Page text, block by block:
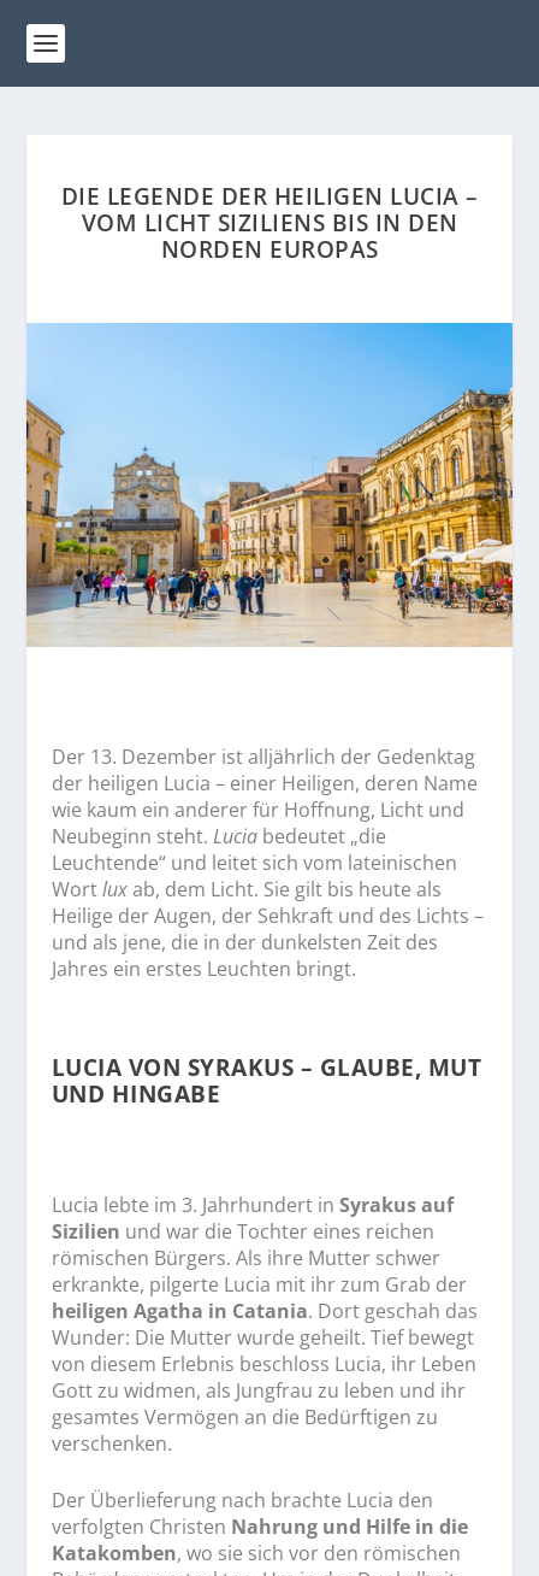
DIE LEGENDE DER HEILIGEN LUCIA –
VOM LICHT SIZILIENS BIS IN DEN
NORDEN EUROPAS
Der 13. Dezember ist alljährlich der Gedenktag
der heiligen Lucia – einer Heiligen, deren Name
wie kaum ein anderer für Hoffnung, Licht und
Neubeginn steht. Luciabedeutet „die
Leuchtende“ und leitet sich vom lateinischen
Wortluxab, dem Licht. Sie gilt bis heute als
Heilige der Augen, der Sehkraft und des Lichts –
und als jene, die in der dunkelsten Zeit des
Jahres ein erstes Leuchten bringt.
LUCIA VON SYRAKUS – GLAUBE, MUT
UND HINGABE
Lucia lebte im 3. Jahrhundert in Syrakus auf
Sizilien und war die Tochter eines reichen
römischen Bürgers. Als ihre Mutter schwer
erkrankte, pilgerte Lucia mit ihr zum Grab der
heiligen Agatha in Catania. Dort geschah das
Wunder: Die Mutter wurde geheilt. Tief bewegt
von diesem Erlebnis beschloss Lucia, ihr Leben
Gott zu widmen, als Jungfrau zu leben und ihr
gesamtes Vermögen an die Bedürftigen zu
verschenken.
Der Überlieferung nach brachte Lucia den
verfolgten Christen Nahrung und Hilfe in die
Katakomben, wo sie sich vor den römischen